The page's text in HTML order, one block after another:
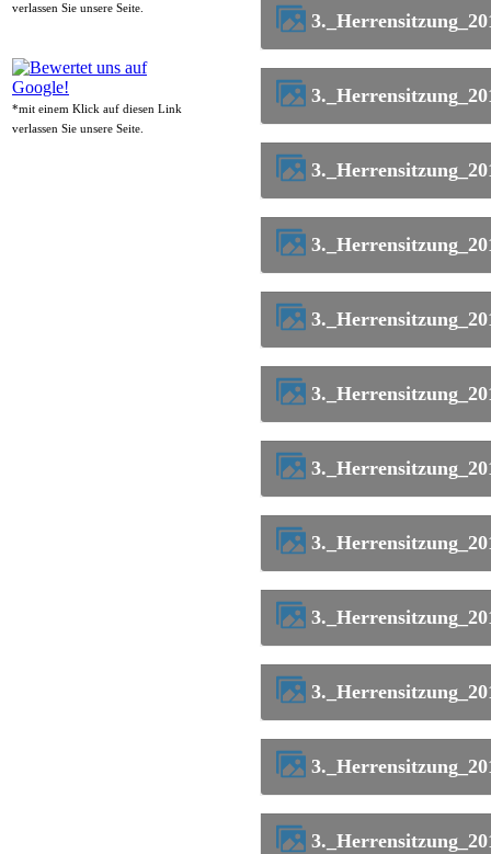
verlassen Sie unsere Seite.
*mit einem Klick auf diesen Link
verlassen Sie unsere Seite.